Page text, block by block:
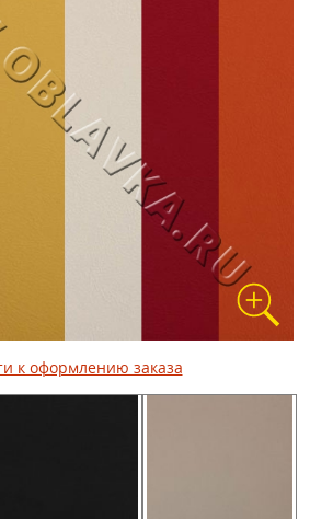
к оформлению заказа